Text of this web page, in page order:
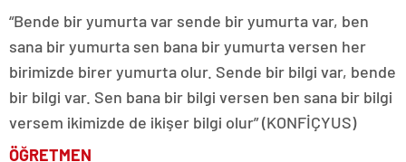
“Bende bir yumurta var sende bir yumurta var, ben
sana bir yumurta sen bana bir yumurta versen her
birimizde birer yumurta olur. Sende bir bilgi var, bende
bir bilgi var. Sen bana bir bilgi versen ben sana bir bilgi
versem ikimizde de ikişer bilgi olur” (KONFİÇYUS)
ÖĞRETMEN